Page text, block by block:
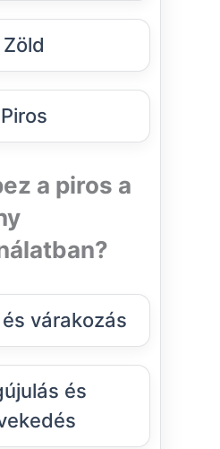
Zöld
Piros
a piros a
várakozás
és